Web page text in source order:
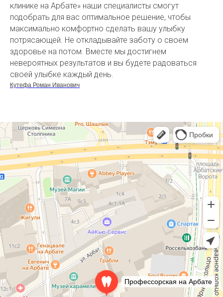
клинике на Арбате» наши специалисты смогут
подобрать для вас оптимальное решение, чтобы
максимально комфортно сделать вашу улыбку
потрясающей. Не откладывайте заботу о своем
здоровье на потом. Вместе мы достигнем
невероятных результатов и вы будете радоваться
своей улыбке каждый день.
Кутефа Роман Иванович
Профессорская авторская стоматология
Стоматологическая клиника в Москве
Детская стоматология в Москве